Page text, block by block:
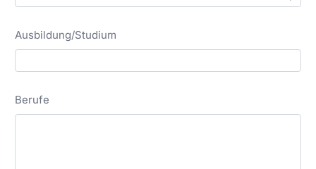
Ausbildung/Studium
Berufe